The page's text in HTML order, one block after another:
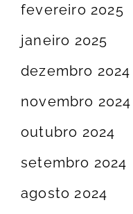
fevereiro 2025
janeiro 2025
dezembro 2024
novembro 2024
outubro 2024
setembro 2024
agosto 2024